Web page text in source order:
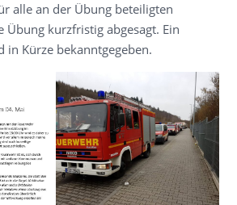
alle an der Übung beteiligten
Übung kurzfristig abgesagt. Ein
Kürze bekanntgegeben.